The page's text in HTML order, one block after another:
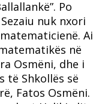
Po
nuk nxori
Ai
në
Osmëni, dhe i
Shkollës së
Fatos Osmëni.